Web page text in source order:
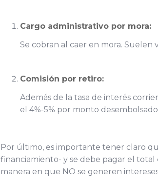
Cargo administrativo por mora:
Se cobran al caer en mora. Suelen
Comisión por retiro:
Además de la tasa de interés
el 4%-5% por monto
Por último, es importante tener claro
financiamiento- y se debe pagar el total
manera en que NO se generen